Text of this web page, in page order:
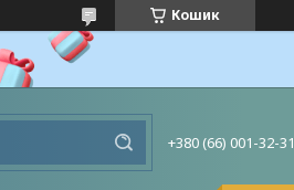
Кошик
+380 (66) 001-32-31